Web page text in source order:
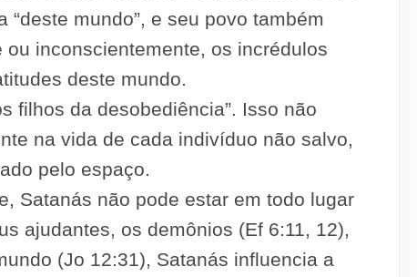
mundo”, e seu povo também
inconscientemente, os incrédulos
deste mundo.
filhos da desobediência”. Isso não
na vida de cada indivíduo não salvo,
pelo espaço.
Satanás não pode estar em todo lugar
ajudantes, os demônios (Ef 6:11, 12),
(Jo 12:31), Satanás influencia a